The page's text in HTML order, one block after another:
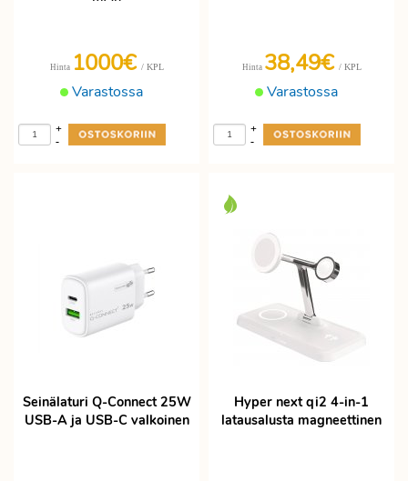
Varastossa
Hinta 1000€ / KPL
-
+
Varastossa
Hinta 38,49€ / KPL
-
+
Seinälaturi Q-Connect 25W
USB-A ja USB-C valkoinen
Hyper next qi2 4-in-1
latausalusta magneettinen